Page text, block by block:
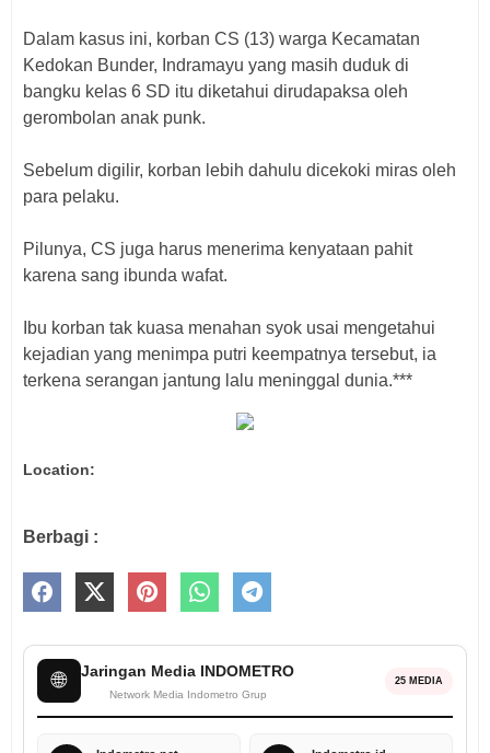
Dalam kasus ini, korban CS (13) warga Kecamatan
Kedokan Bunder, Indramayu yang masih duduk di
bangku kelas 6 SD itu diketahui dirudapaksa oleh
gerombolan anak punk.
Sebelum digilir, korban lebih dahulu dicekoki miras oleh
para pelaku.
Pilunya, CS juga harus menerima kenyataan pahit
karena sang ibunda wafat.
Ibu korban tak kuasa menahan syok usai mengetahui
kejadian yang menimpa putri keempatnya tersebut, ia
terkena serangan jantung lalu meninggal dunia.***
Location:
Berbagi :
🌐 Jaringan Media INDOMETRO
Network Media Indometro Grup
25 MEDIA